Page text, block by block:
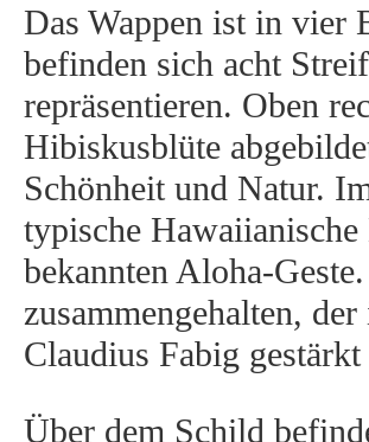
Das Wappen ist in vier
befinden sich acht
repräsentieren. Oben
Hibiskusblüte
Schönheit und Natur.
typische
bekannten Aloha-
zusammengehalten,
Claudius Fabig
Über dem Schild